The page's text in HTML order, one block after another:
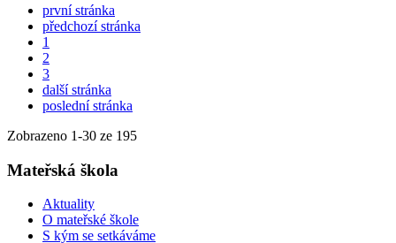
první stránka
předchozí stránka
1
2
3
další stránka
poslední stránka
Zobrazeno 1-30 ze 195
Mateřská škola
Aktuality
O mateřské škole
S kým se setkáváme